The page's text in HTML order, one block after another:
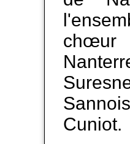
chœur
Cuniot.